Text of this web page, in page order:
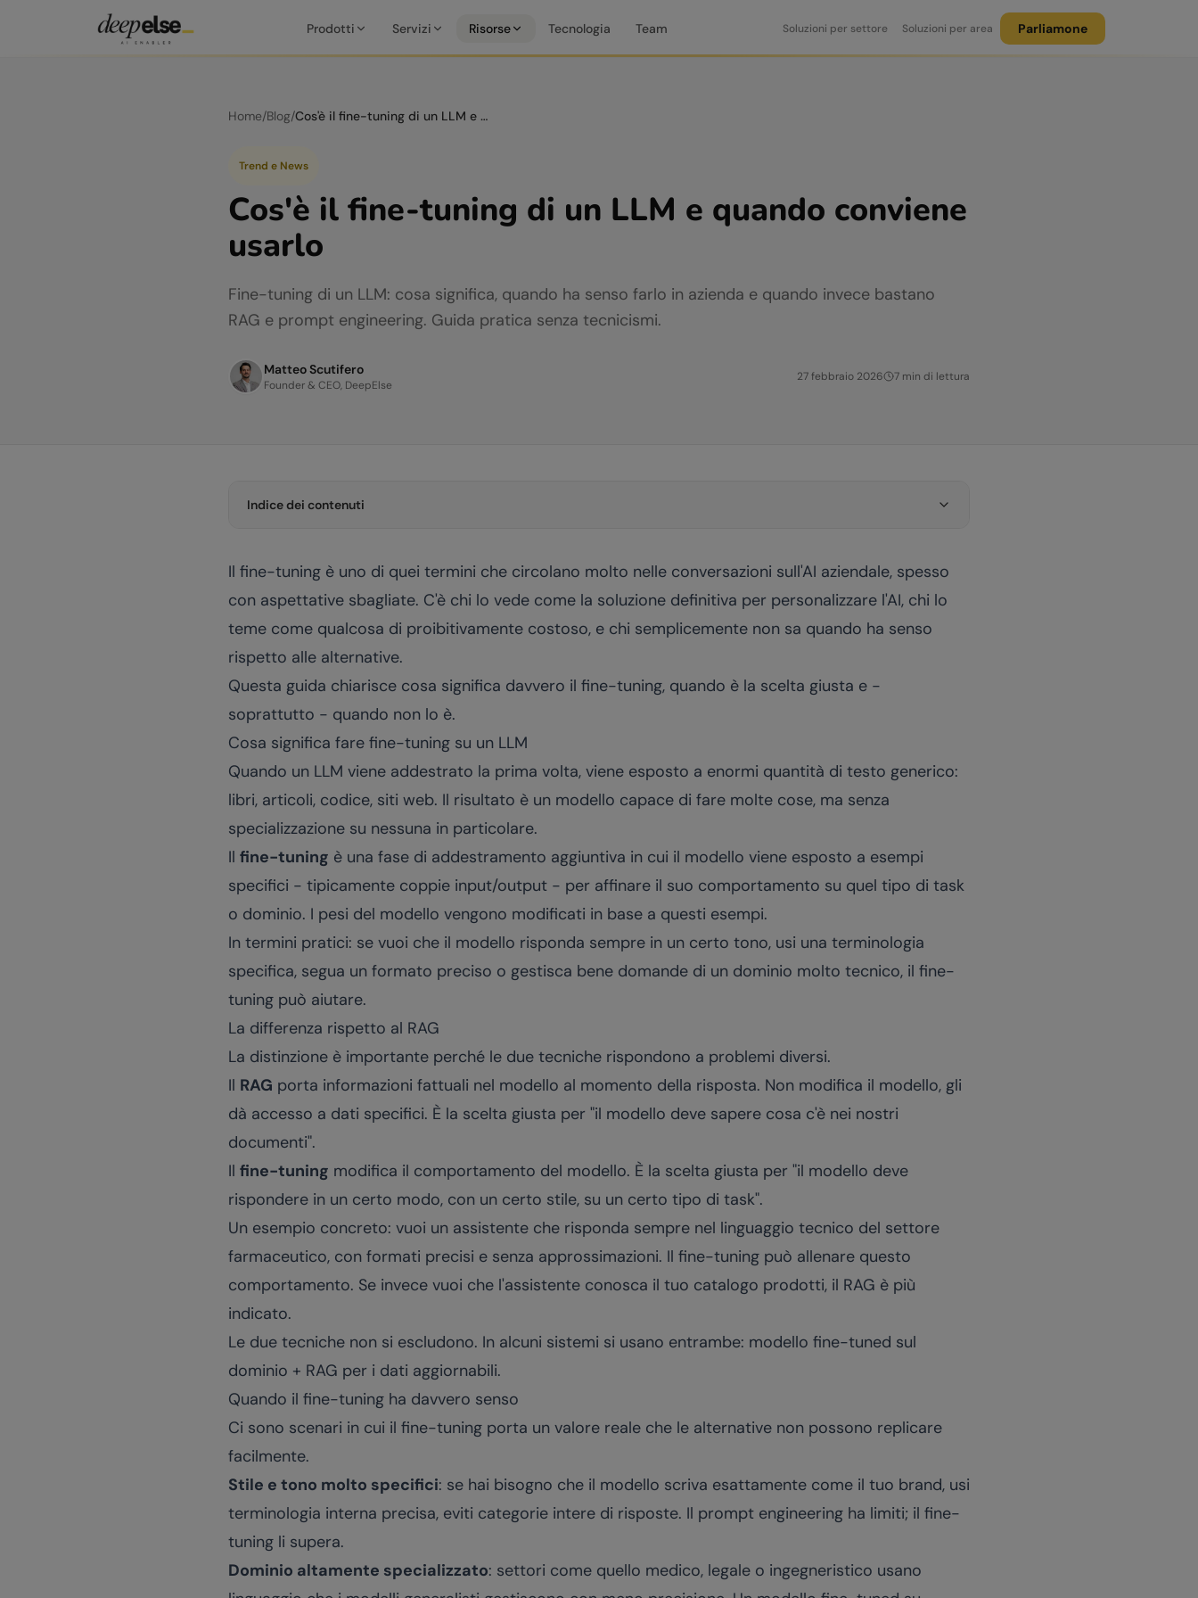
Prodotti Servizi Risorse Tecnologia Team Soluzioni per settore Soluzioni per area Parliamone
Home/Blog/ Cos'è il fine-tuning di un LLM e quando conviene usarlo
Trend e News
Cos'è il fine-tuning di un LLM e quando conviene
usarlo
Fine-tuning di un LLM: cosa significa, quando ha senso farlo in azienda e quando invece bastano
RAG e prompt engineering. Guida pratica senza tecnicismi.
Matteo Scutifero
Founder & CEO, DeepElse
27 febbraio 2026 7 min di lettura
Indice dei contenuti
Il fine-tuning è uno di quei termini che circolano molto nelle conversazioni sull'AI aziendale, spesso
con aspettative sbagliate. C'è chi lo vede come la soluzione definitiva per personalizzare l'AI, chi lo
teme come qualcosa di proibitivamente costoso, e chi semplicemente non sa quando ha senso
rispetto alle alternative.
Questa guida chiarisce cosa significa davvero il fine-tuning, quando è la scelta giusta e -
soprattutto - quando non lo è.
Cosa significa fare fine-tuning su un LLM
Quando un LLM viene addestrato la prima volta, viene esposto a enormi quantità di testo generico:
libri, articoli, codice, siti web. Il risultato è un modello capace di fare molte cose, ma senza
specializzazione su nessuna in particolare.
Il fine-tuning è una fase di addestramento aggiuntiva in cui il modello viene esposto a esempi
specifici - tipicamente coppie input/output - per affinare il suo comportamento su quel tipo di task
o dominio. I pesi del modello vengono modificati in base a questi esempi.
In termini pratici: se vuoi che il modello risponda sempre in un certo tono, usi una terminologia
specifica, segua un formato preciso o gestisca bene domande di un dominio molto tecnico, il fine-
tuning può aiutare.
La differenza rispetto al RAG
La distinzione è importante perché le due tecniche rispondono a problemi diversi.
Il RAG porta informazioni fattuali nel modello al momento della risposta. Non modifica il modello, gli
dà accesso a dati specifici. È la scelta giusta per "il modello deve sapere cosa c'è nei nostri
documenti".
Il fine-tuning modifica il comportamento del modello. È la scelta giusta per "il modello deve
rispondere in un certo modo, con un certo stile, su un certo tipo di task".
Un esempio concreto: vuoi un assistente che risponda sempre nel linguaggio tecnico del settore
farmaceutico, con formati precisi e senza approssimazioni. Il fine-tuning può allenare questo
comportamento. Se invece vuoi che l'assistente conosca il tuo catalogo prodotti, il RAG è più
indicato.
Le due tecniche non si escludono. In alcuni sistemi si usano entrambe: modello fine-tuned sul
dominio + RAG per i dati aggiornabili.
Quando il fine-tuning ha davvero senso
Ci sono scenari in cui il fine-tuning porta un valore reale che le alternative non possono replicare
facilmente.
Stile e tono molto specifici: se hai bisogno che il modello scriva esattamente come il tuo brand, usi
terminologia interna precisa, eviti categorie intere di risposte. Il prompt engineering ha limiti; il fine-
tuning li supera.
Dominio altamente specializzato: settori come quello medico, legale o ingegneristico usano